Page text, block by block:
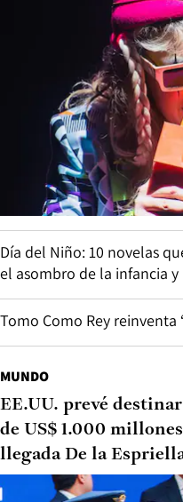
Día del Niño: 10 novelas
el asombro de la infancia
Tomo Como Rey reinventa
MUNDO
EE.UU. prevé
de US$ 1.000
llegada De la